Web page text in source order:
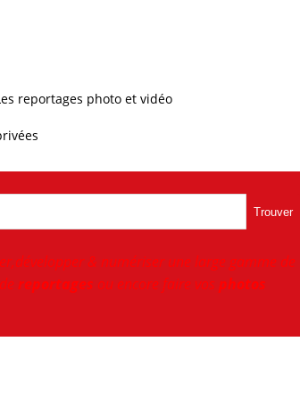
reportages photo et vidéo
Trouver
& numériser une large gamme de
reportages ou encore faire vos photos